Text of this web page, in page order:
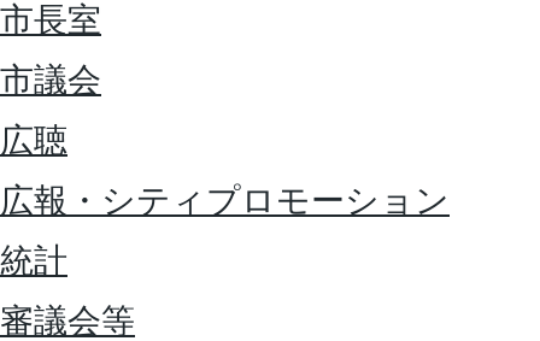
市長室
市議会
広聴
広報・シティプロモーション
統計
審議会等